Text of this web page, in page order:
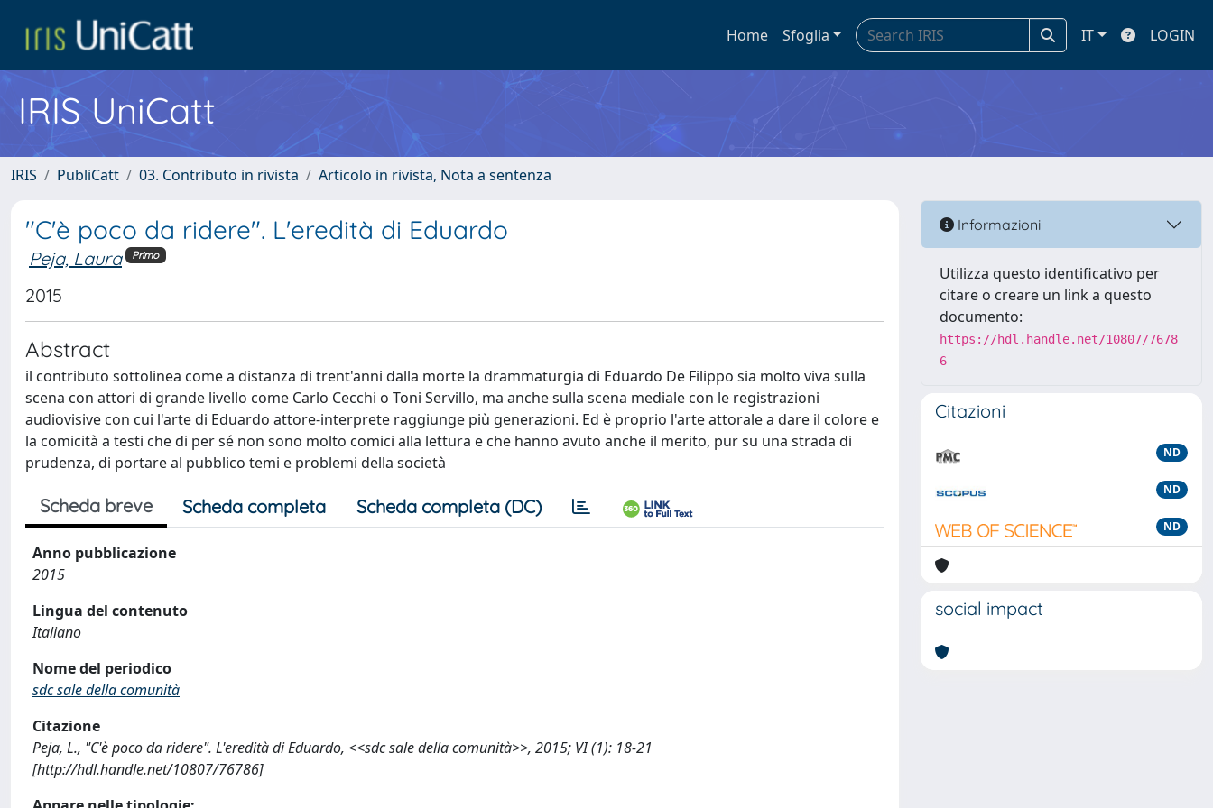
Home Sfoglia IT LOGIN
IRIS UniCatt
IRIS PubliCatt 03. Contributo in rivista Articolo in rivista, Nota a sentenza
"C'è poco da ridere". L'eredità di Eduardo
Peja, Laura Primo
2015
Abstract
il contributo sottolinea come a distanza di trent'anni dalla morte la drammaturgia di Eduardo De Filippo sia molto viva sulla
scena con attori di grande livello come Carlo Cecchi o Toni Servillo, ma anche sulla scena mediale con le registrazioni
audiovisive con cui l'arte di Eduardo attore-interprete raggiunge più generazioni. Ed è proprio l'arte attorale a dare il colore e
la comicità a testi che di per sé non sono molto comici alla lettura e che hanno avuto anche il merito, pur su una strada di
prudenza, di portare al pubblico temi e problemi della società
Scheda breve Scheda completa Scheda completa (DC)
Anno pubblicazione
2015
Lingua del contenuto
Italiano
Nome del periodico
sdc sale della comunità
Citazione
Peja, L., "C'è poco da ridere". L'eredità di Eduardo, <<sdc sale della comunità>>, 2015; VI (1): 18-21
[http://hdl.handle.net/10807/76786]
Informazioni
Utilizza questo identificativo per
citare o creare un link a questo
documento:
https://hdl.handle.net/10807/7678
6
Citazioni
ND
ND
ND
social impact